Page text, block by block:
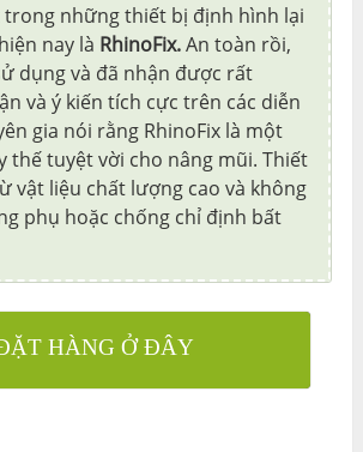
trong những thiết bị định hình lại
nay là RhinoFix.An toàn rồi,
dụng và đã nhận được rất
và ý kiến ​​tích cực trên các diễn
gia nói rằng RhinoFix là một
thế tuyệt vời cho nâng mũi. Thiết
vật liệu chất lượng cao và không
phụ hoặc chống chỉ định bất
HÀNG Ở ĐÂY